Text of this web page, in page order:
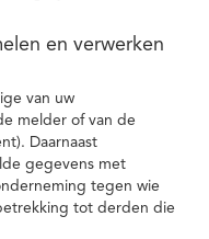
en verwerken
van uw
melder of van de
Daarnaast
gegevens met
tegen wie
tot derden die